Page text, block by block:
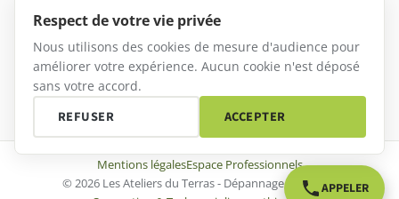
Saint-André-des-Eaux
Saint-Nazaire
Mentions légalesEspace Professionnels
© 2026 Les Ateliers du Terras - Dépannage MayenneAPPELER
Respect de votre vie privée
Nous utilisons des cookies de mesure d'audience pour
améliorer votre expérience. Aucun cookie n'est déposé
sans votre accord.
REFUSER ACCEPTER